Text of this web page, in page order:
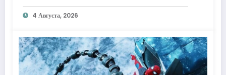
4 Августа, 2026